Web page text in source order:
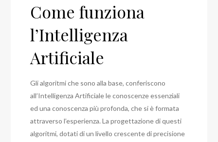
Come funziona
l’Intelligenza
Artificiale
Gli algoritmi che sono alla base, conferiscono
all’Intelligenza Artificiale le conoscenze essenziali
ed una conoscenza più profonda, che si è formata
attraverso l’esperienza. La progettazione di questi
algoritmi, dotati di un livello crescente di precisione